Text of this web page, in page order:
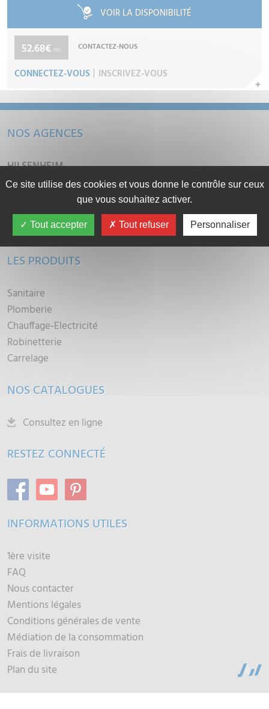
VOIR LA DISPONIBILITÉ
52.68€ TTC CONTACTEZ-NOUS
CONNECTEZ-VOUS INSCRIVEZ-VOUS
NOS AGENCES
HILSENHEIM
SÉLESTAT
CONTACTEZ-NOUS
LES PRODUITS
Sanitaire
Plomberie
Chauffage-Electricité
Robinetterie
Carrelage
NOS CATALOGUES
Consultez en ligne
RESTEZ CONNECTÉ
INFORMATIONS UTILES
1ère visite
FAQ
Nous contacter
Mentions légales
Conditions générales de vente
Médiation de la consommation
Frais de livraison
Plan du site
Ce site utilise des cookies et vous donne le contrôle sur ceux
que vous souhaitez activer.
Tout accepter Tout refuser Personnaliser